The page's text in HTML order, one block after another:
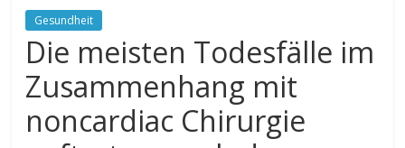
Gesundheit
Die meisten Todesfälle im
Zusammenhang mit
noncardiac Chirurgie